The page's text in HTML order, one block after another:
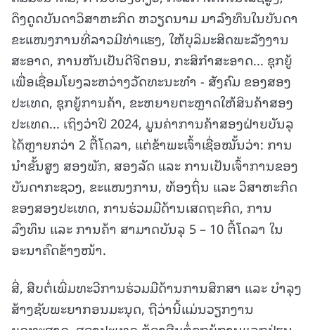
ດຶງດູດບັນດາວິສາຫະກິດ ຫວຽດນາມ ມາລົງທຶນໃນບັນດາ
ຂະແໜງການທີ່ລາວມີທ່າແຮງ, ໃຫ້ບຸລິມະສິດພະລັງງານ
ສະອາດ, ການຫັນເປັນດີຈີຕອນ, ກະສິກຳສະອາດ... ຊຸກຍູ້
ເພື່ອເຊື່ອມໂຍງລະຫວ່າງວັດທະນະທຳ - ສັງຄົມ ຂອງສອງ
ປະເທດ, ຊຸກຍູ້ການຄ້າ, ຂະຫຍາຍຕະຫຼາດໃຫ້ສິນຄ້າສອງ
ປະເທດ... ເຖິງວ່າປີ 2024, ມູນຄ່າການຄ້າສອງຝ່າຍບັນລຸ
ໄດ້ຫຼາຍກວ່າ 2 ຕື້ໂດລາ, ແຕ່ຂ້າພະເຈົ້າເຊື່ອໝັ້ນວ່າ: ການ
ນຳຂັ້ນສູງ ສອງພັກ, ສອງລັດ ແລະ ການເປັນເຈົ້າການຂອງ
ບັນດາກະຊວງ, ຂະແໜງການ, ທ້ອງຖິ່ນ ແລະ ວິສາຫະກິດ
ຂອງສອງປະເທດ, ການຮ່ວມມືດ້ານເສດຖະກິດ, ການ
ລົງທຶນ ແລະ ການຄ້າ ສາມາດບັນລຸ 5 – 10 ຕື້ໂດລາ ໃນ
ອະນາຄົດຂ້າງໜ້າ.
ສີ່, ສືບຕໍ່ເພີ່ມທະວີການຮ່ວມມືດ້ານການສຶກສາ ແລະ ບຳລຸງ
ສ້າງຊັບພະຍາກອນມະນຸດ, ຖືວ່ານີ້ແມ່ນວຽກງານ